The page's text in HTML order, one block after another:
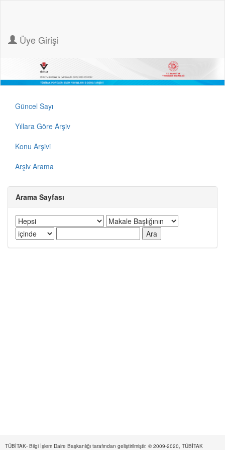
Üye Girişi
Güncel Sayı
Yıllara Göre Arşiv
Konu Arşivi
Arşiv Arama
Arama Sayfası
TÜBİTAK- Bilgi İşlem Daire Başkanlığı tarafından geliştirilmiştir. © 2009-2020, TÜBİTAK